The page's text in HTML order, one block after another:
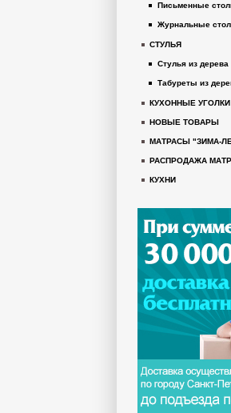
Письменные
Журнальные
СТУЛЬЯ
Стулья из дерева
Табуреты из
КУХОННЫЕ УГОЛКИ
НОВЫЕ ТОВАРЫ
МАТРАСЫ "ЗИМА-
РАСПРОДАЖА
КУХНИ